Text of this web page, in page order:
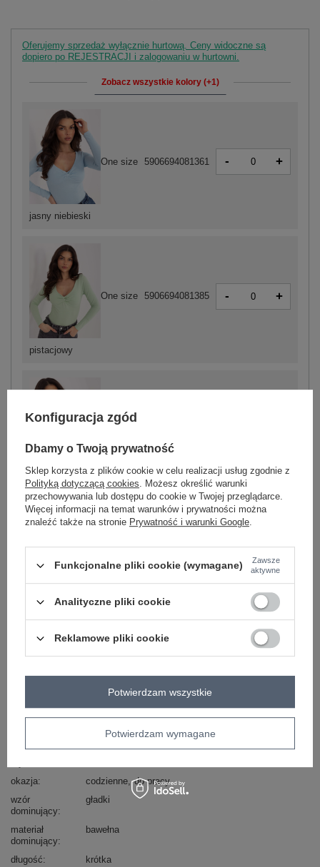
Oferujemy sprzedaż wyłącznie hurtową. Ceny widoczne są
dopiero po REJESTRACJI i zalogowaniu w hurtowni.
Zobacz wszystkie kolory (+1)
jasny niebieski
One size 5906694081361 - +
pistacjowy
One size 5906694081385 - +
jasny szary
Zobacz wszystkie kolory (+1)
ZALOGUJ SIĘ I ZOBACZ CENĘ
Masz pytanie? Chętnie pomożemy.
sposób prania : pranie w pralce w 30°C
Kod produktu
WT-BZ-A1221.94
okazja
codzienne do pracy
wzór
dominujący
gładki
materiał
dominujący
bawełna
długość
krótka
Konfiguracja zgód
Dbamy o Twoją prywatność
Sklep korzysta z plików cookie w celu realizacji usług zgodnie z
Polityką dotyczącą cookies. Możesz określić warunki
przechowywania lub dostępu do cookie w Twojej przeglądarce.
Więcej informacji na temat warunków i prywatności można
znaleźć także na stronie Prywatność i warunki Google.
Funkcjonalne pliki cookie (wymagane)
Zawsze
aktywne
Analityczne pliki cookie
Reklamowe pliki cookie
Potwierdzam wymagane
Potwierdzam wszystkie